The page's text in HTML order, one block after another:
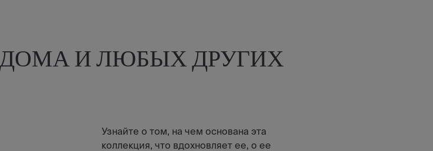
И ЛЮБЫХ ДРУГИХ
Узнайте о том, на чем основана эта
коллекция, что вдохновляет ее, о ее